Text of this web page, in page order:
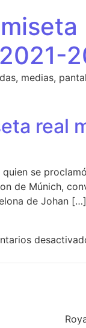
medias,
real
quien se
de Múnich,
de Johan […]